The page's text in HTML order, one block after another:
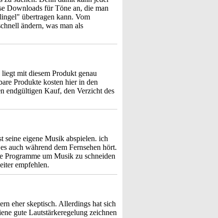
Downloads für Töne an, die man
übertragen kann. Vom
ändern, was man als
mit diesem Produkt genau
Produkte kosten hier in den
endgültigen Kauf, den Verzicht des
seine eigene Musik abspielen. ich
auch während dem Fernsehen hört.
Programme um Musik zu schneiden
empfehlen.
eher skeptisch. Allerdings hat sich
gute Lautstärkeregelung zeichnen